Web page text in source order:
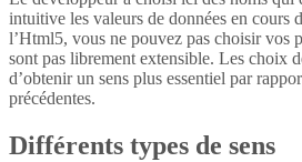
intuitive les valeurs de données en cours
l’Html5, vous ne pouvez pas choisir vos
sont pas librement extensible. Les choix
d’obtenir un sens plus essentiel par
précédentes.
Différents types de sens